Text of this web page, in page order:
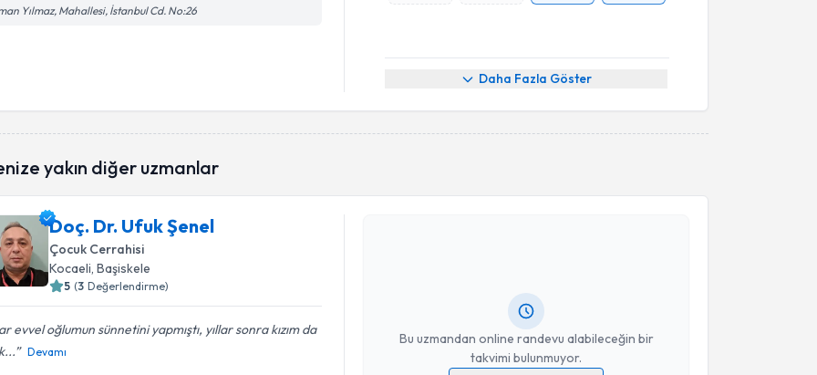
Yılmaz, Mahallesi, İstanbul Cd. No:26
Daha Fazla Göster
yakın diğer uzmanlar
Doç. Dr. Ufuk Şenel
Çocuk Cerrahisi
Kocaeli , Başiskele
5 (3 Değerlendirme)
evvel oğlumun sünnetini yapmıştı, yıllar sonra kızım da
Devamı
Bu uzmandan online randevu alabileceğin bir
takvimi bulunmuyor.